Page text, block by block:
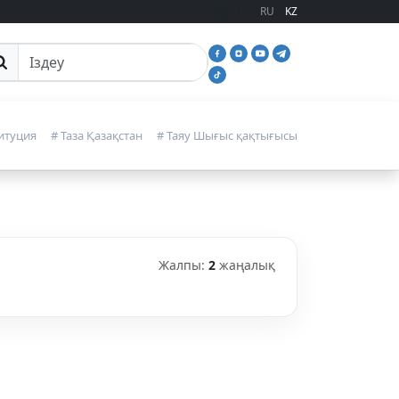
RU KZ
іздеу
# Таза Қазақстан # Таяу Шығыс қақтығысы
Жалпы: 2 жаңалық